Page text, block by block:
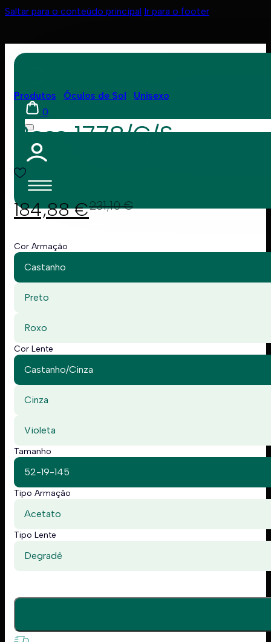
Saltar para o conteúdo principal Ir para o footer
0
Produtos Óculos de Sol Unisexo
Boss 1778/G/S
231,10€
184,88€
Cor Armação
Castanho
Preto
Roxo
Cor Lente
Castanho/Cinza
Cinza
Violeta
Tamanho
52-19-145
Tipo Armação
Acetato
Tipo Lente
Degradê